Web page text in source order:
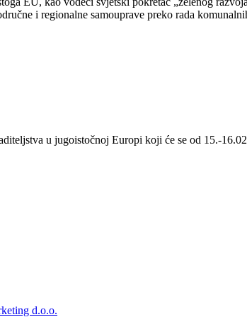
i regionalne samouprave preko rada
u jugoistočnoj Europi koji će se od 15.-
d.o.o.